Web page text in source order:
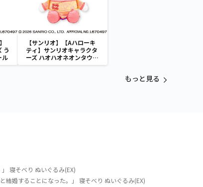
う
ル
【サンリオ】【Aハローキ
ティ】サンリオキャラクタ
ーズ ハオハオネオンタウン
ドールBIGタイプ1
もっと見る
寝そべり ぬいぐるみ(EX)
結婚することになった。」 寝そべり ぬいぐるみ(EX)